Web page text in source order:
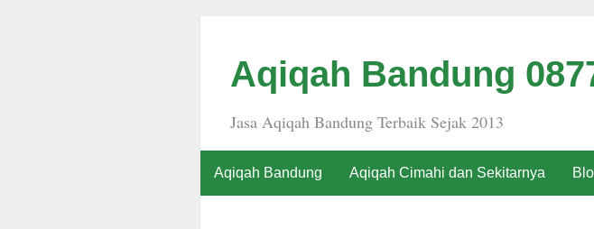
Aqiqah Bandung
Jasa Aqiqah Bandung Terbaik Sejak 2013
Aqiqah Bandung Aqiqah Cimahi dan Sekitarnya